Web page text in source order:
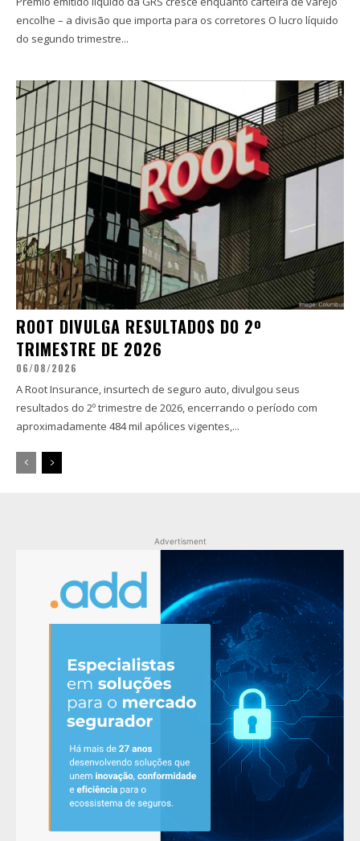
encolhe – a divisão que importa para os corretores O lucro líquido
do segundo trimestre...
ROOT DIVULGA RESULTADOS DO 2º
TRIMESTRE DE 2026
06/08/2026
A Root Insurance, insurtech de seguro auto, divulgou seus
resultados do 2º trimestre de 2026, encerrando o período com
aproximadamente 484 mil apólices vigentes,...
Advertisment